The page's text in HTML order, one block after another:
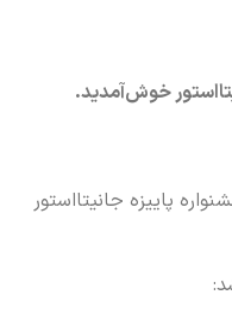
خوش‌آمدید.
پاییزه جانیتااستور